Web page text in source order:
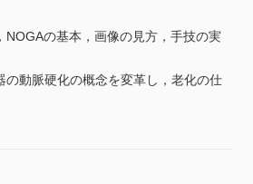
の基本，画像の見方，手技の実
動脈硬化の概念を変革し，老化の仕